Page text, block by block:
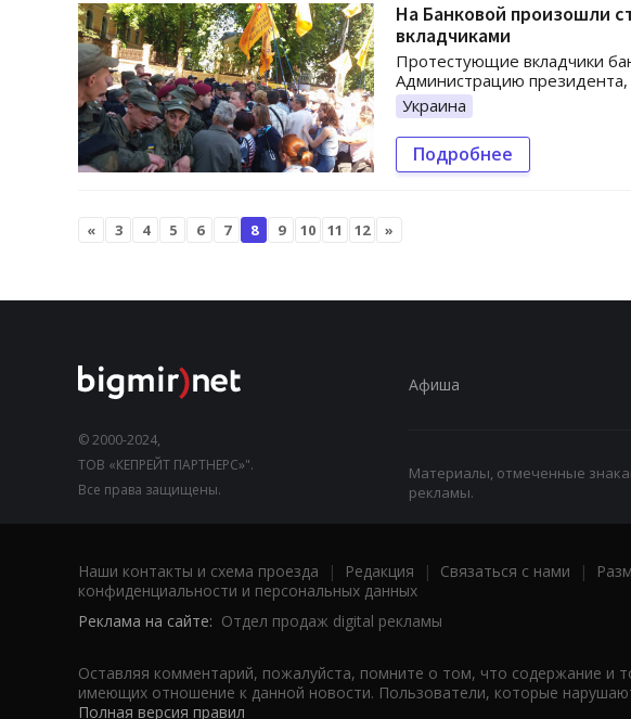
На Банковой произошли
вкладчиками
Протестующие вкладчики
Администрацию президента,
Украина
Подробнее
« 3 4 5 6 7 8 9 10 11 12 »
© 2000-2024,
ТОВ «КЕПРЕЙТ ПАРТНЕРС»".
Все права защищены.
Афиша
Материалы, отмеченные
рекламы.
Наши контакты и схема проезда | Редакция | Связаться с нами |
конфиденциальности и персональных данных
Реклама на сайте: Отдел продаж digital рекламы
Оставляя комментарий, пожалуйста, помните о том, что содержание и
имеющих отношение к данной новости. Пользователи, которые
Полная версия правил